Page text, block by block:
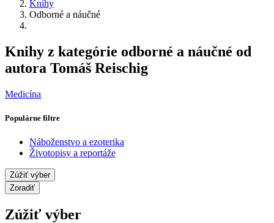
Knihy
Odborné a náučné
Knihy z kategórie odborné a náučné od
autora Tomáš Reischig
Medicína
Populárne filtre
Náboženstvo a ezoterika
Životopisy a reportáže
Zúžiť výber
Zoradiť
Zúžiť výber